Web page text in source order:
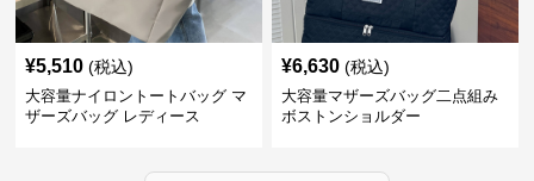
¥5,510 (税込)
大容量ナイロントートバッグ マ
ザーズバッグ レディース
¥6,630 (税込)
大容量マザーズバッグ二点組み
ボストンショルダー